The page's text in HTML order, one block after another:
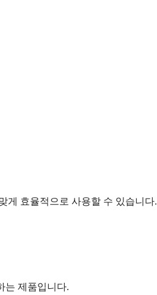
게 효율적으로 사용할 수 있습니다.
는 제품입니다.